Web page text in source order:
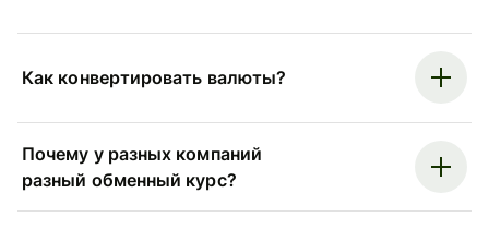
Как конвертировать валюты?
Почему у разных компаний
разный обменный курс?